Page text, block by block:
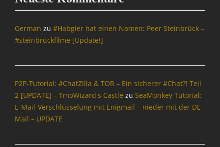
German zu #Habgier hat einen Namen: Peer Steinbrück –
#steinbrückfilme [Update!]
P2P-Tutorial: #ChatZilla & TOR – Ein sicherer #Chat?! Teil
2 [UPDATE] – TmoWizard's Castle zu SeaMonkey Tutorial:
E-Mail-Verschlüsselung mit Enigmail – nieder mit der DE-
Mail – UPDATE